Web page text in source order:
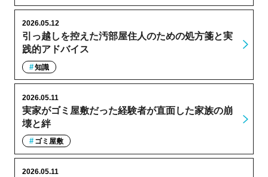
引っ越しを控えた汚部屋住人のための処方箋と実
践的アドバイス
2026.05.12
知識
実家がゴミ屋敷だった経験者が直面した家族の崩
壊と絆
2026.05.11
ゴミ屋敷
2026.05.11